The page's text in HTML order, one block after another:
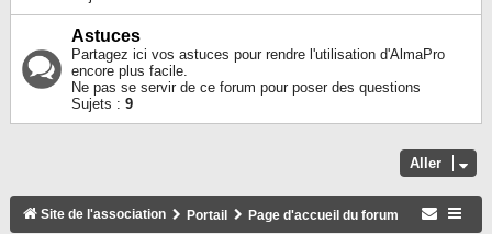
H
Astuces
Partagez ici vos astuces pour rendre l'utilisation d'AlmaPro
encore plus facile.
Ne pas se servir de ce forum pour poser des questions
Sujets : 9
Aller
Site de l'association Portail Page d'accueil du forum